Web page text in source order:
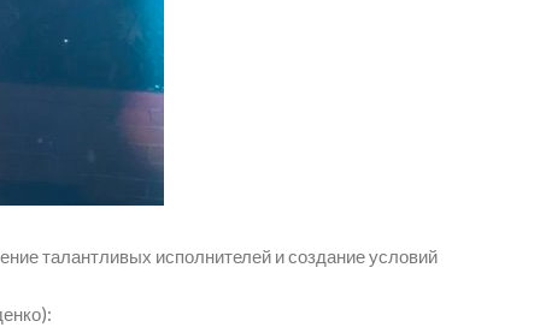
талантливых исполнителей и создание условий